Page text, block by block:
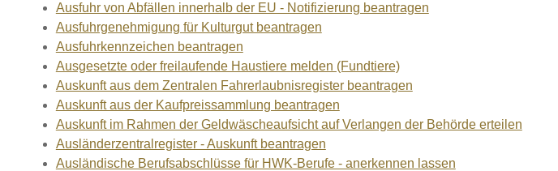
Ausfuhr von Abfällen innerhalb der EU - Notifizierung beantragen
Ausfuhrgenehmigung für Kulturgut beantragen
Ausfuhrkennzeichen beantragen
Ausgesetzte oder freilaufende Haustiere melden (Fundtiere)
Auskunft aus dem Zentralen Fahrerlaubnisregister beantragen
Auskunft aus der Kaufpreissammlung beantragen
Auskunft im Rahmen der Geldwäscheaufsicht auf Verlangen der Behörde erteilen
Ausländerzentralregister - Auskunft beantragen
Ausländische Berufsabschlüsse für HWK-Berufe - anerkennen lassen